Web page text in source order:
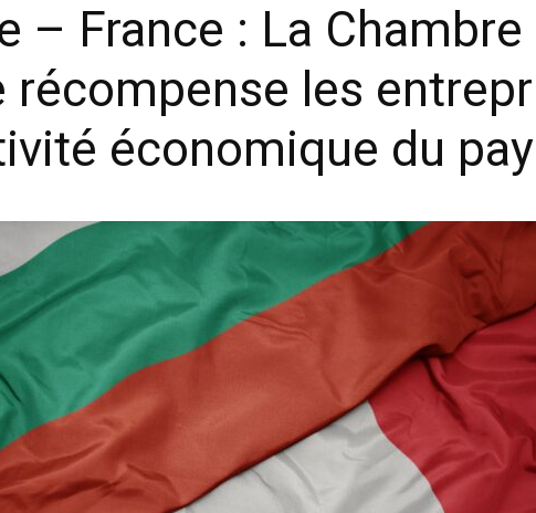
– France : La
récompense les
économique du